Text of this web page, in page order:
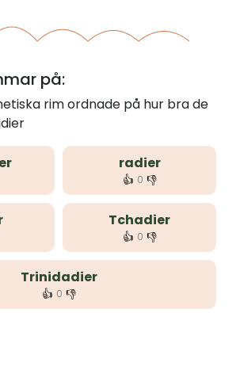
på:
rim ordnade på hur bra de
radier
👍 0 👎
Tchadier
👍 0 👎
Trinidadier
👍 0 👎